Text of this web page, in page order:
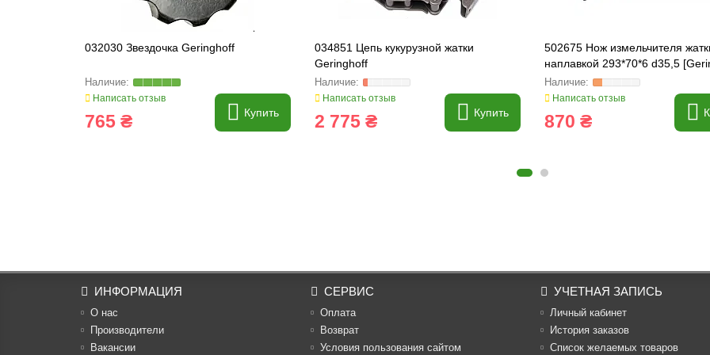
032030 Звездочка Geringhoff
Написать отзыв
765 ₴ Купить
034851 Цепь кукурузной жатки
Geringhoff
Написать отзыв
2 775 ₴ Купить
502675 Нож измельчителя
наплавкой 293*70*6 d35,5
dr12300 [Olimac Drago]
Написать отзыв
870 ₴
ИНФОРМАЦИЯ
О нас
Производители
Вакансии
СЕРВИС
Оплата
Возврат
Условия пользования сайтом
УЧЕТНАЯ ЗАПИСЬ
Личный кабинет
История заказов
Список желаемых товаров